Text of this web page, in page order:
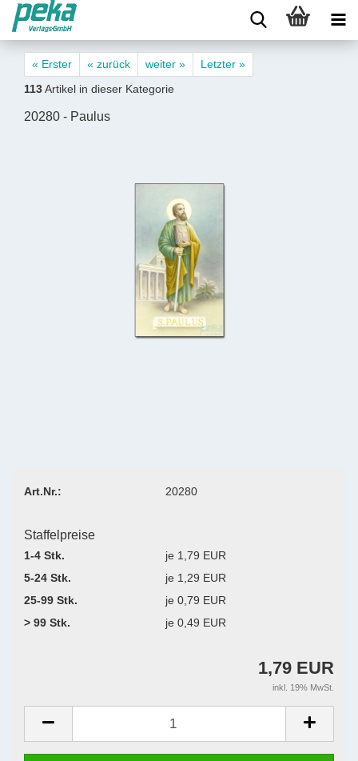
« Erster « zurück weiter »
Letzter »
113Artikel in dieser Kategorie
20280 - Paulus
Art.Nr.: 20280
Staffelpreise
1-4 Stk.
je 1,79 EUR
5-24 Stk.
je 1,29 EUR
25-99 Stk.
je 0,79 EUR
> 99 Stk.
je 0,49 EUR
1,79 EUR
inkl. 19% MwSt.